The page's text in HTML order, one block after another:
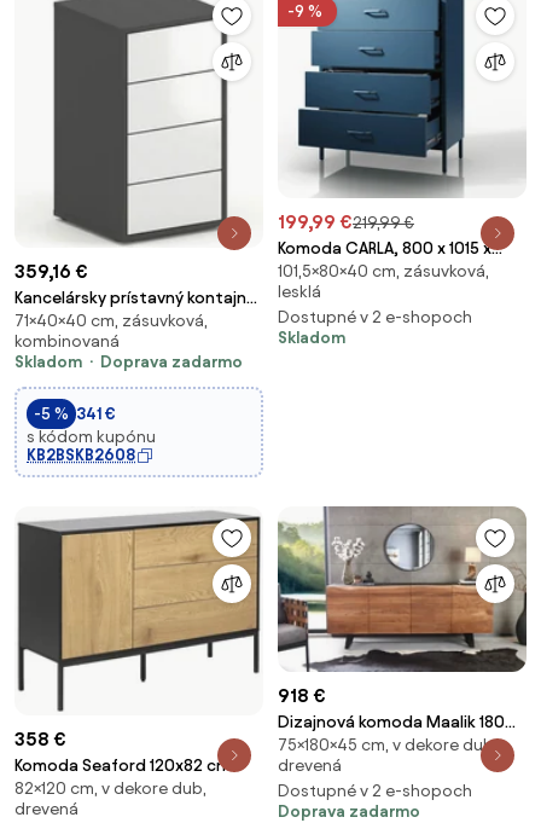
359,16 €
Kancelársky prístavný kontajner
FUTURE, 4 zásuvky, 400 x 400 x
710 mm, biela/grafitová
71×40×40 cm, zásuvková,
kombinovaná
Skladom
Doprava zadarmo
-5 % 341 €
s kódom kupónu
KB2BSKB2608
-9 %
199,99 €219,99 €
Komoda CARLA, 800 x 1015 x
400 mm, Modern: tmavomodrá
farba
101,5×80×40 cm, zásuvková,
lesklá
Dostupné v 2 e-shopoch
Skladom
358 €
Komoda Seaford 120x82 cm
82×120 cm, v dekore dub,
drevená
918 €
Dizajnová komoda Maalik 180
cm akácia
75×180×45 cm, v dekore dub,
drevená
Dostupné v 2 e-shopoch
Doprava zadarmo